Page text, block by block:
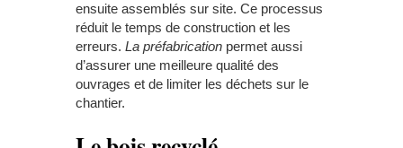
ensuite assemblés sur site. Ce processus
réduit le temps de construction et les
erreurs. La préfabrication permet aussi
d’assurer une meilleure qualité des
ouvrages et de limiter les déchets sur le
chantier.